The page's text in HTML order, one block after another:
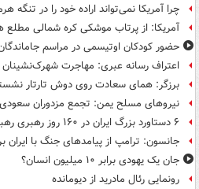
چرا آمریکا نمی‌تواند اراده خود را در تنگه
آمریکا: از پرتاب موشکی کره شمالی مطلع
حضور کودکان اوتیسمی در مراسم
اعتراف رسانه عبری: مهاجرت شهرک‌نشینان ۵۰ درصد افزایش یافت
برزگر: همای سعادت روی دوش تارتار
نیروهای مسلح یمن: تجمع مزدوران سعودی
۶ دستاورد بزرگ ایران در ۱۶۰ روز رهبری رهبر انقلاب
جانسون: ترامپ از پیامدهای جنگ با ایران
جان یک یهودی برابر ۱۰ میلیون انسان؟
رونمایی رئال مادرید از دیومانده